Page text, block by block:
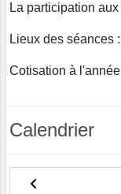
La participation
Lieux des séances
Cotisation à l'année
Calendrier